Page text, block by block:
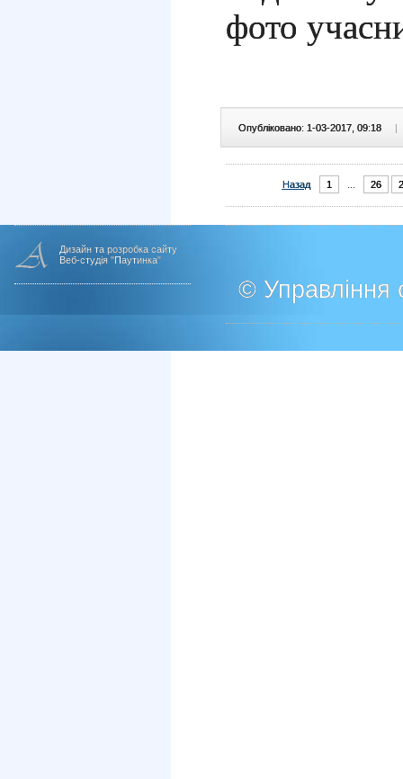
фото
Опубліковано: 1-03-2017, 09:18 |
Назад 1 26
Дизайн та розробка сайту
Веб-студія "Паутинка"
© Управління